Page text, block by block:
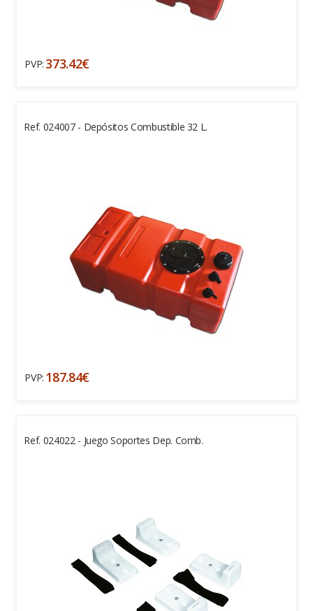
PVP: 373.42€
Ref. 024007 - Depósitos Combustible 32 L.
PVP: 187.84€
Ref. 024022 - Juego Soportes Dep. Comb.